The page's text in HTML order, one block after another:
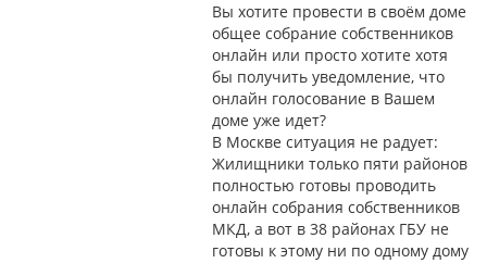
Вы хотите провести в своём доме
общее собрание собственников
онлайн или просто хотите хотя
бы получить уведомление, что
онлайн голосование в Вашем
доме уже идет?
В Москве ситуация не радует:
Жилищники только пяти районов
полностью готовы проводить
онлайн собрания собственников
МКД, а вот в 38 районах ГБУ не
готовы к этому ни по одному дому